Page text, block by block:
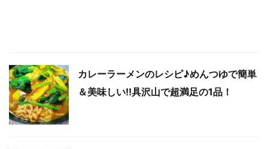
カレーラーメンのレシピ♪めんつゆで簡単
＆美味しい!!具沢山で超満足の1品！